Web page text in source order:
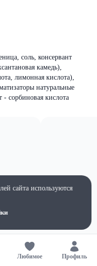
соль, консервант
камедь),
лимонная кислота),
натуральные
- сорбиновая кислота
Любимое Профиль
сайта используются